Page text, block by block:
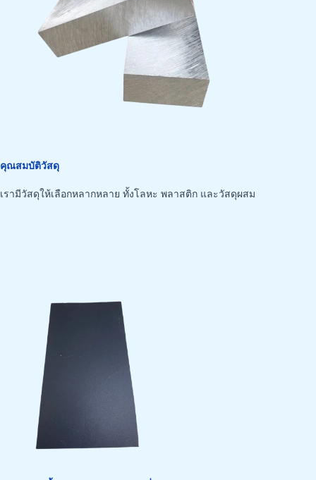
คุณสมบัติวัสดุ
เรามีวัสดุให้เลือกหลากหลาย ทั้งโลหะ พลาสติก และวัสดุผสม